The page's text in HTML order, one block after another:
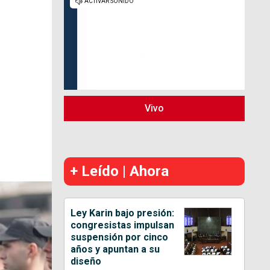
Vivo
+ Leído | Ahora
Ley Karin bajo presión:
congresistas impulsan
suspensión por cinco
años y apuntan a su
diseño